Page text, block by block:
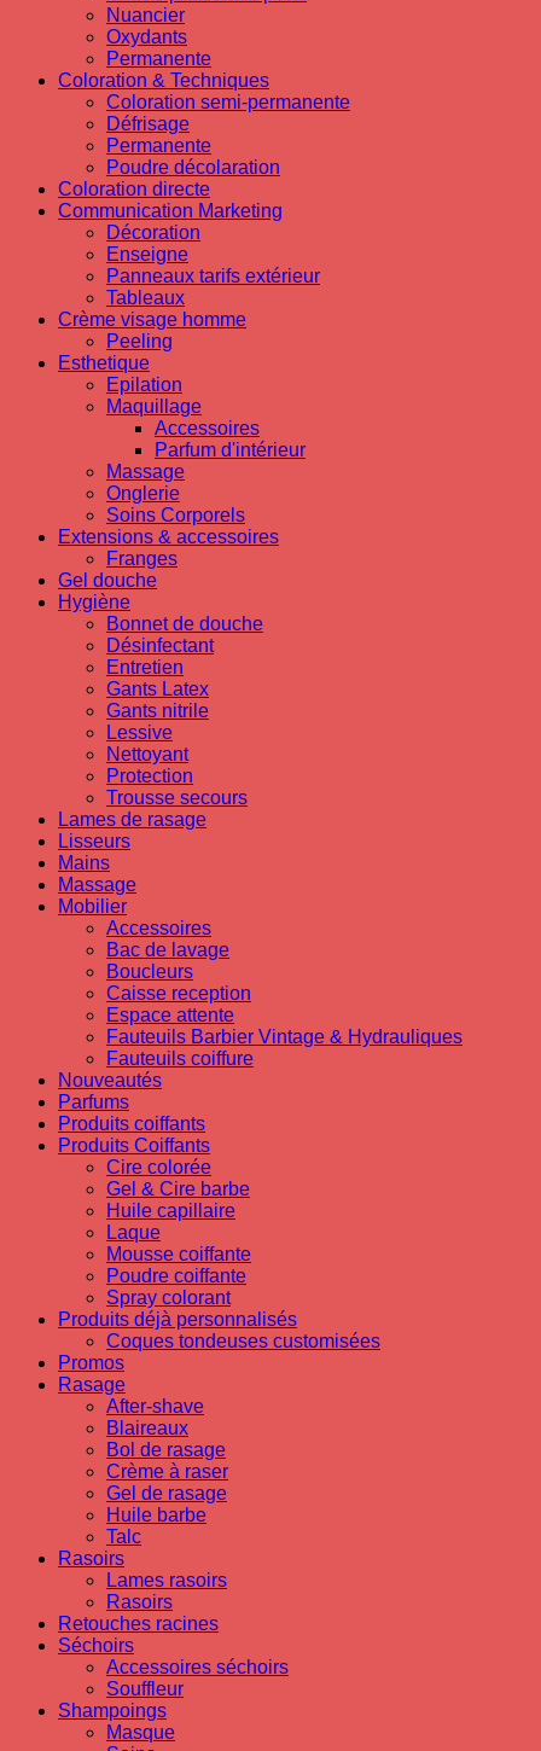
Nuancier
Oxydants
Permanente
Coloration & Techniques
Coloration semi-permanente
Défrisage
Permanente
Poudre décolaration
Coloration directe
Communication Marketing
Décoration
Enseigne
Panneaux tarifs extérieur
Tableaux
Crème visage homme
Peeling
Esthetique
Epilation
Maquillage
Accessoires
Parfum d'intérieur
Massage
Onglerie
Soins Corporels
Extensions & accessoires
Franges
Gel douche
Hygiène
Bonnet de douche
Désinfectant
Entretien
Gants Latex
Gants nitrile
Lessive
Nettoyant
Protection
Trousse secours
Lames de rasage
Lisseurs
Mains
Massage
Mobilier
Accessoires
Bac de lavage
Boucleurs
Caisse reception
Espace attente
Fauteuils Barbier Vintage & Hydrauliques
Fauteuils coiffure
Nouveautés
Parfums
Produits coiffants
Produits Coiffants
Cire colorée
Gel & Cire barbe
Huile capillaire
Laque
Mousse coiffante
Poudre coiffante
Spray colorant
Produits déjà personnalisés
Coques tondeuses customisées
Promos
Rasage
After-shave
Blaireaux
Bol de rasage
Crème à raser
Gel de rasage
Huile barbe
Talc
Rasoirs
Lames rasoirs
Rasoirs
Retouches racines
Séchoirs
Accessoires séchoirs
Souffleur
Shampoings
Masque